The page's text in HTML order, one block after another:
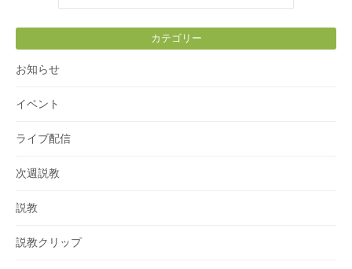
カテゴリー
お知らせ
イベント
ライブ配信
次週説教
説教
説教クリップ